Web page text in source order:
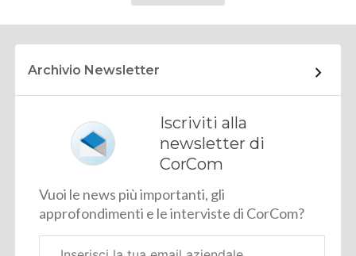
Archivio Newsletter
Iscriviti alla
newsletter di
CorCom
Vuoi le news più importanti, gli
approfondimenti e le interviste di CorCom?